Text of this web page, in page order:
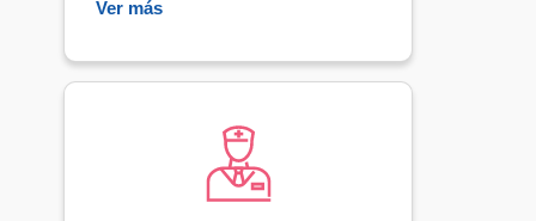
Ver más